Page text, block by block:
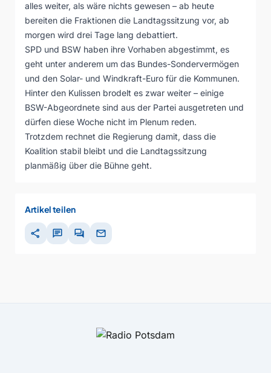
alles weiter, als wäre nichts gewesen – ab heute
bereiten die Fraktionen die Landtagssitzung vor, ab
morgen wird drei Tage lang debattiert.
SPD und BSW haben ihre Vorhaben abgestimmt, es
geht unter anderem um das Bundes-Sondervermögen
und den Solar- und Windkraft-Euro für die Kommunen.
Hinter den Kulissen brodelt es zwar weiter – einige
BSW-Abgeordnete sind aus der Partei ausgetreten und
dürfen diese Woche nicht im Plenum reden.
Trotzdem rechnet die Regierung damit, dass die
Koalition stabil bleibt und die Landtagssitzung
planmäßig über die Bühne geht.
Artikel teilen
share chat forum mail